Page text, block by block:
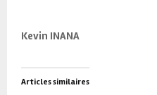
Kevin INANA
Articles similaires